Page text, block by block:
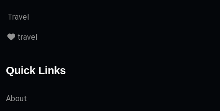
Travel
travel
Quick Links
About